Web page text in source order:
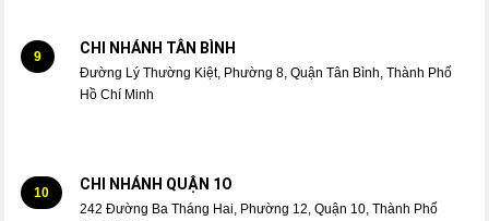
9 CHI NHÁNH TÂN BÌNH
Đường Lý Thường Kiệt, Phường 8, Quận Tân Bình, Thành Phố
Hồ Chí Minh
10 CHI NHÁNH QUẬN 1O
242 Đường Ba Tháng Hai, Phường 12, Quận 10, Thành Phố